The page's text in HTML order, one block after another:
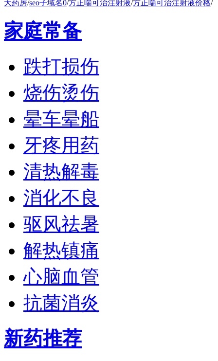
大药房/seo子域名0/方正喘可治注射液/方正喘可治注射液价格/
家庭常备
跌打损伤
烧伤烫伤
晕车晕船
牙疼用药
清热解毒
消化不良
驱风祛暑
解热镇痛
心脑血管
抗菌消炎
新药推荐